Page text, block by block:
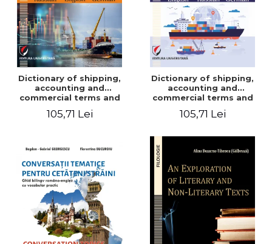
Dictionary of shipping,
accounting and
commercial terms and
English-German
105,71 Lei
Dictionary of shipping,
accounting and
commercial terms and
Russian – German
105,71 Lei